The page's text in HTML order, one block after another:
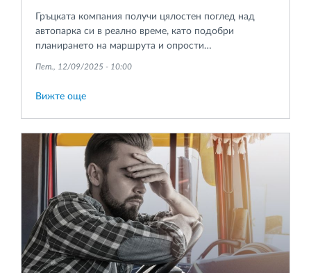
Гръцката компания получи цялостен поглед над
автопарка си в реално време, като подобри
планирането на маршрута и опрости
Пет., 12/09/2025 - 10:00
Вижте още